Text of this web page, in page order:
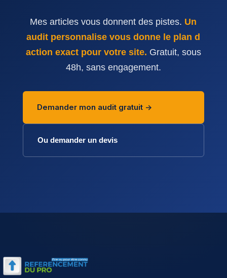
Mes articles vous donnent des pistes. Un
audit personnalise vous donne le plan d
action exact pour votre site. Gratuit, sous
48h, sans engagement.
Demander mon audit gratuit ->
Ou demander un devis